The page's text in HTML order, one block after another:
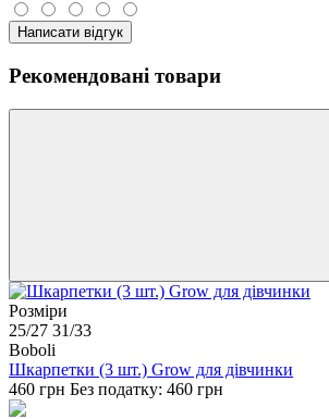
Написати відгук
Рекомендовані товари
Розміри
25/27 31/33
Boboli
Шкарпетки (3 шт.) Grow для дівчинки
460 грн Без податку: 460 грн